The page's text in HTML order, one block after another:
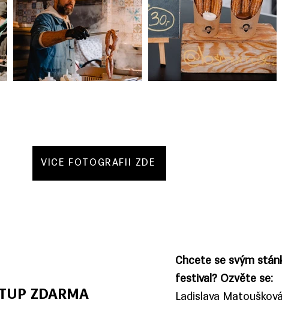
VÍCE FOTOGRAFIÍ ZDE
ZDARMA
Chcete se svým
festival? Ozvěte se:
Ladislava